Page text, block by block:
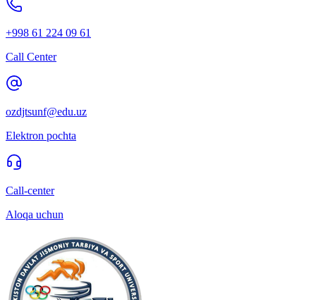
+998 61 224 09 61
Call Center
ozdjtsunf@edu.uz
Elektron pochta
Call-center
Aloqa uchun